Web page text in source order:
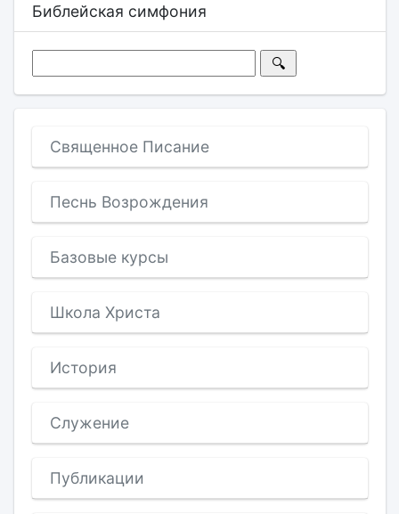
Библейская симфония
Священное Писание
Песнь Возрождения
Базовые курсы
Школа Христа
История
Служение
Публикации